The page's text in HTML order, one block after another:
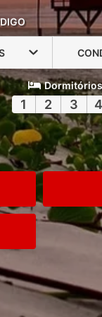
1 2 3 4